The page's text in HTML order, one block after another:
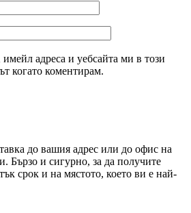
адреса и уебсайта ми в този
когато коментирам.
до вашия адрес или до офис на
Бързо и сигурно, за да получите
срок и на мястото, което ви е най-